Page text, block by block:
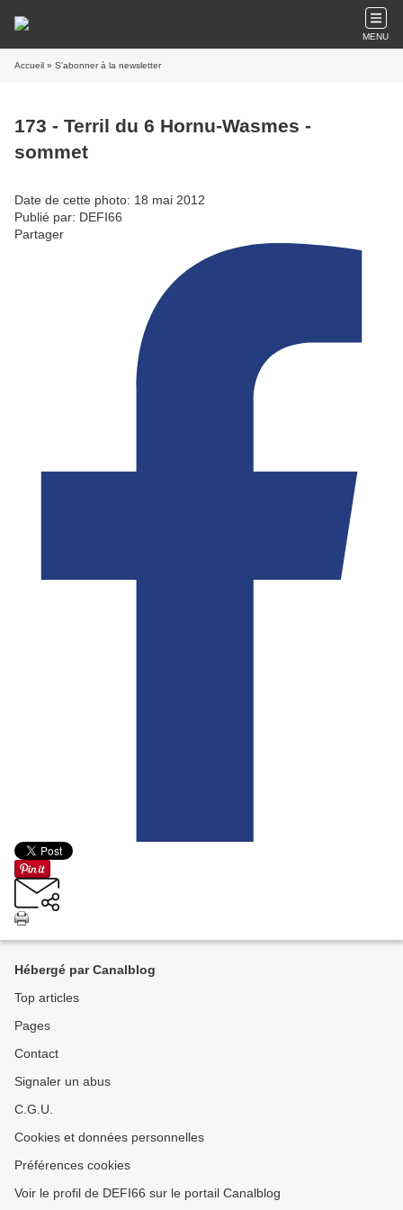
MENU
Accueil » S'abonner à la newsletter
173 - Terril du 6 Hornu-Wasmes -
sommet
Date de cette photo: 18 mai 2012
Publié par: DEFI66
Partager
Hébergé par Canalblog
Top articles
Pages
Contact
Signaler un abus
C.G.U.
Cookies et données personnelles
Préférences cookies
Voir le profil de DEFI66 sur le portail Canalblog